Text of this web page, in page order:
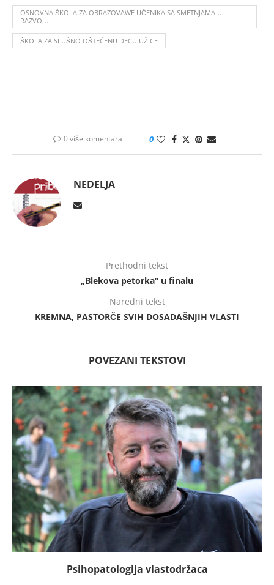
OSNOVNA ŠKOLA ZA OBRAZOVAWE UČENIKA SA SMETNJAMA U
RAZVOJU
ŠKOLA ZA SLUŠNO OŠTEĆENU DECU UŽICE
0 više komentara 0
NEDELJA
Prethodni tekst
„Blekova petorka“ u finalu
Naredni tekst
KREMNA, PASTORČE SVIH DOSADAŠNJIH VLASTI
POVEZANI TEKSTOVI
Psihopatologija vlastodržaca